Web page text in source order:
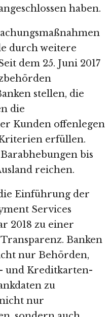
haben.
durch weitere
dem 25. Juni 2017
stellen, die
die
Kunden offenlegen
erfüllen.
bis
reichen.
Einführung der
Services
2018 zu einer
Banken
nur Behörden,
und Kreditkarten-
zu
nur